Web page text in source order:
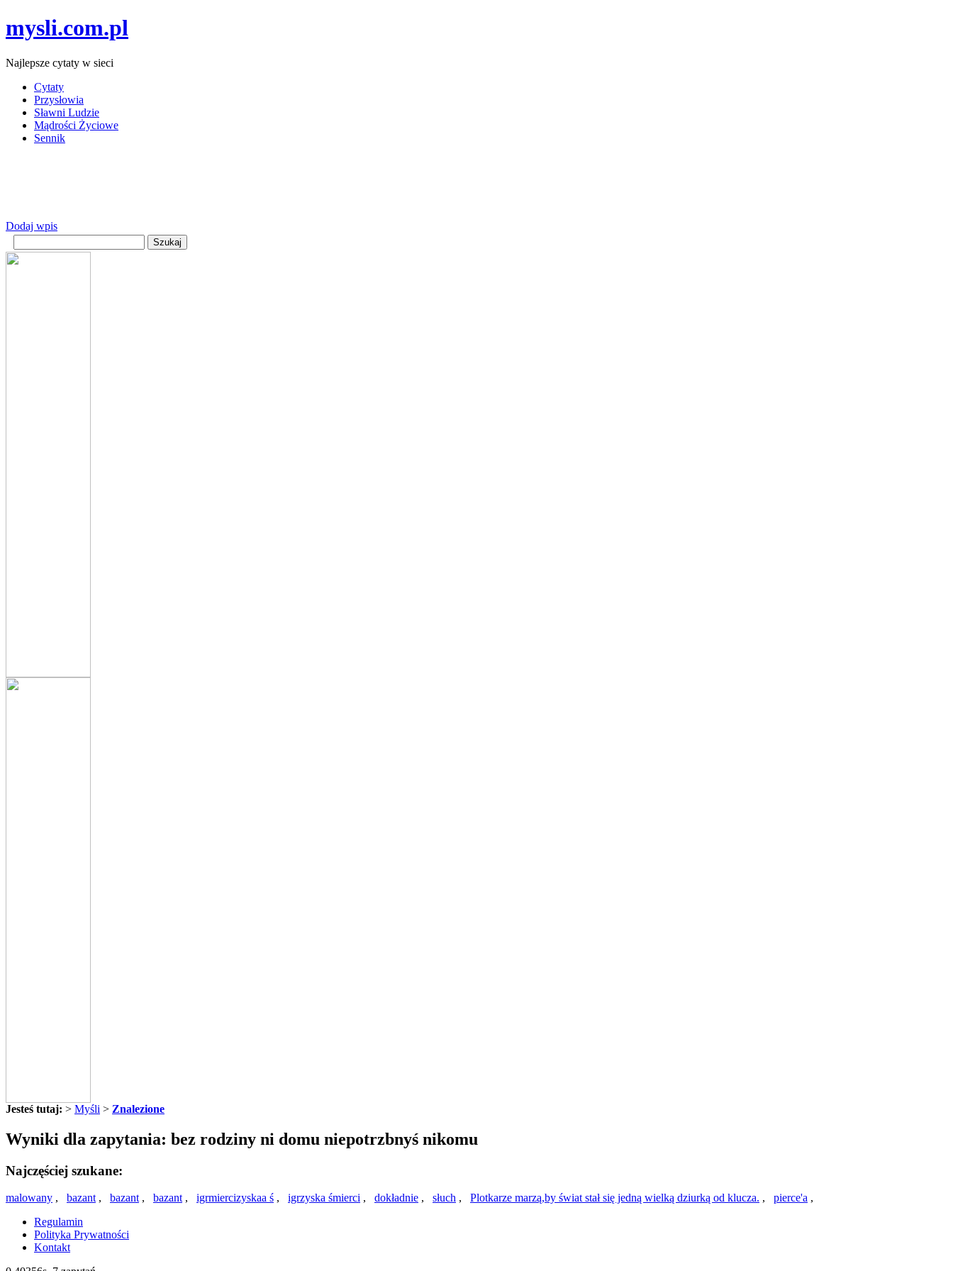
mysli.com.pl
Najlepsze cytaty w sieci
Cytaty
Przysłowia
Sławni Ludzie
Mądrości Życiowe
Sennik
Dodaj wpis
Jesteś tutaj: > Myśli > Znalezione
Wyniki dla zapytania: bez rodziny ni domu niepotrzbnyś nikomu
Najczęściej szukane:
malowany , bazant, bazant, bazant, igrmiercizyskaa ś , igrzyska śmierci , dokładnie , słuch , Plotkarze marzą,by świat stał się jedną wielką dziurką od klucza. , pierce'a ,
Regulamin
Polityka Prywatności
Kontakt